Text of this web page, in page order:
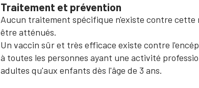
Traitement et prévention
Aucun traitement spécifique n'existe contre cette
être atténués.
Un vaccin sûr et très efficace existe contre
à toutes les personnes ayant une activité
adultes qu'aux enfants dès l'âge de 3 ans.